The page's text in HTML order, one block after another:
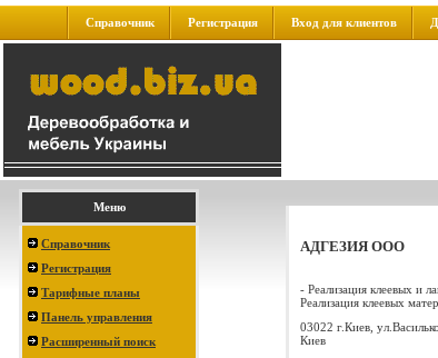
Справочник Регистрация Вход для клиентов
Меню
Справочник
Регистрация
Тарифные планы
Панель управления
Расширенный поиск
АДГЕЗИЯ ООО
- Реализация клеевых и
Реализация клеевых
03022 г.Киев,
Киев